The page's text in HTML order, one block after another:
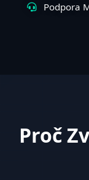
Podpora
Proč